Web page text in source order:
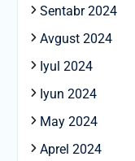
Sentabr 2024
Avgust 2024
Iyul 2024
Iyun 2024
May 2024
Aprel 2024